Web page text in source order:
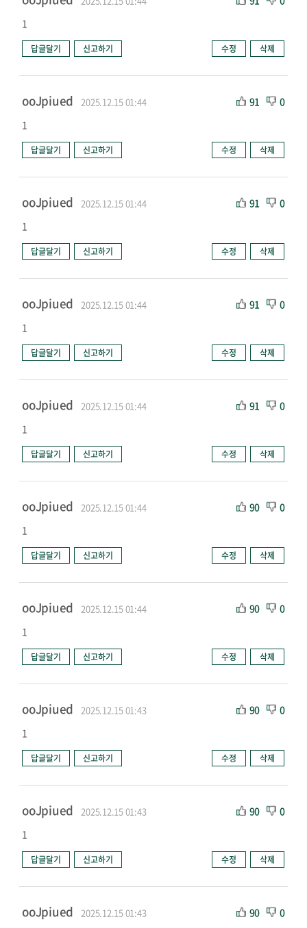
1
답글달기 신고하기 수정 삭제
ooJpiued 2025.12.15 01:44 91
0
1
답글달기 신고하기 수정 삭제
ooJpiued 2025.12.15 01:44 91
0
1
답글달기 신고하기 수정 삭제
ooJpiued 2025.12.15 01:44 91
0
1
답글달기 신고하기 수정 삭제
ooJpiued 2025.12.15 01:44 91
0
1
답글달기 신고하기 수정 삭제
ooJpiued 2025.12.15 01:44 90
0
1
답글달기 신고하기 수정 삭제
ooJpiued 2025.12.15 01:44 90
0
1
답글달기 신고하기 수정 삭제
ooJpiued 2025.12.15 01:43 90
0
1
답글달기 신고하기 수정 삭제
ooJpiued 2025.12.15 01:43 90
0
1
답글달기 신고하기 수정 삭제
ooJpiued 2025.12.15 01:43 90
0